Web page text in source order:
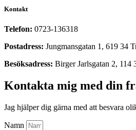
Kontakt
Telefon: 0723-136318
Postadress: Jungmansgatan 1, 619 34
Besöksadress: Birger Jarlsgatan 2, 114
Kontakta mig med din
Jag hjälper dig gärna med att besvara
Namn